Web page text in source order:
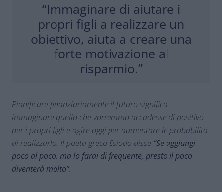
“Immaginare di aiutare i
propri figli a realizzare un
obiettivo, aiuta a creare una
forte motivazione al
risparmio.”
Pianificare finanziariamente il futuro significa
immaginare quello che vorremmo accadesse di positivo
per i propri figli e agire oggi per aumentare le probabilità
di realizzarlo. Il poeta greco Esiodo disse “Se aggiungi
poco al poco, ma lo farai di frequente, presto il poco
diventerà molto”.